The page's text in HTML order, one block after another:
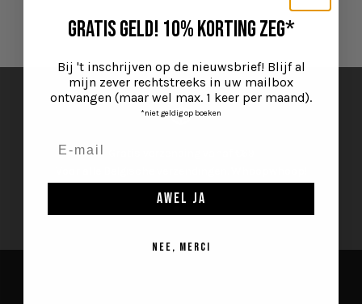
Naar artikel 1
Naar artikel 2
Naar artikel 3
Gratis geld! 10% KORTING zeg*
Bij 't inschrijven op de nieuwsbrief! Blijf al
mijn zever rechtstreeks in uw mailbox
ontvangen (maar wel max. 1 keer per maand).
*niet geldig op boeken
awel ja
NEE, MERCI